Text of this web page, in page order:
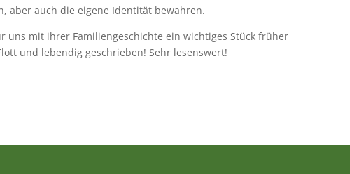
aber auch die eigene Identität bewahren.
uns mit ihrer Familiengeschichte ein wichtiges Stück früher
und lebendig geschrieben! Sehr lesenswert!